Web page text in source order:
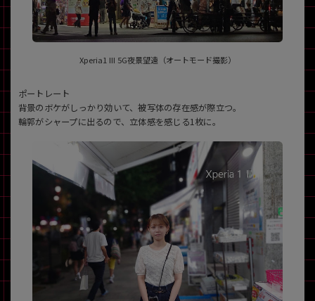
Xperia1 III 5G夜景望遠（オートモード撮影）
ポートレート
背景のボケがしっかり効いて、被写体の存在感が際立つ。
輪郭がシャープに出るので、立体感を感じる1枚に。